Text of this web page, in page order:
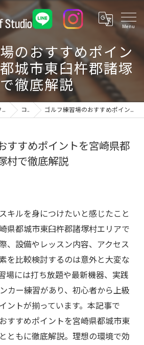
のおすすめポイン
城市東臼杵郡諸塚
徹底解説
宮崎県都城市のゴルフ練習場ならSenshin Golf Studio 24 コラム ゴルフ練習場のおすすめポイントを宮崎県都城市東臼杵郡諸塚村で徹底解説
すすめポイントを宮崎県都
村で徹底解説
キルを身につけたいと感じたこと
県都城市東臼杵郡諸塚村エリアで
、設備やレッスン内容、アクセス
を比較検討するのは意外と大変な
場には打ち放題や最新機器、実践
カー練習があり、初心者から上級
ントが揃っています。本記事で
すすめポイントを宮崎県都城市東
ともに徹底解説。理想の環境で効